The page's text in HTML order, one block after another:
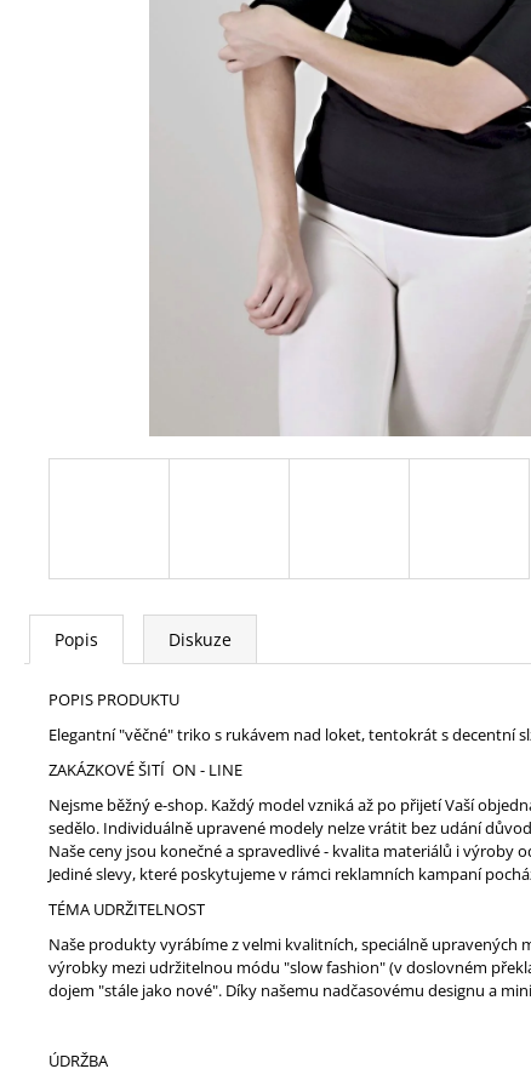
Popis Diskuze
POPIS PRODUKTU
Elegantní "věčné" triko s rukávem nad loket, tentokrát s decentní
ZAKÁZKOVÉ ŠITÍ ON - LINE
Nejsme běžný e-shop. Každý model vzniká až po přijetí Vaší
sedělo. Individuálně upravené modely nelze vrátit bez udání
Naše ceny jsou konečné a spravedlivé - kvalita materiálů i výroby
Jediné slevy, které poskytujeme v rámci reklamních kampaní
TÉMA UDRŽITELNOST
Naše produkty vyrábíme z velmi kvalitních, speciálně
výrobky mezi udržitelnou módu "slow fashion" (v doslovném
dojem "stále jako nové". Díky našemu nadčasovému designu a
ÚDRŽBA